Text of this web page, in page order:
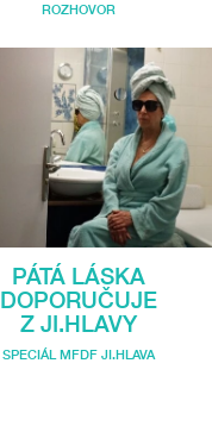
ROZHOVOR
PÁTÁ LÁSKA
DOPORUČUJE
Z JI.HLAVY
SPECIÁL MFDF JI.HLAVA